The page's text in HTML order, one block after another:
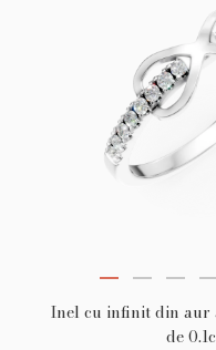
Inel cu infinit din aur
de